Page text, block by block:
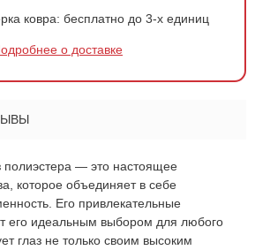
ковра: бесплатно до 3-х единиц
о доставке
полиэстера — это настоящее
которое объединяет в себе
Его привлекательные
его идеальным выбором для любого
глаз не только своим высоким